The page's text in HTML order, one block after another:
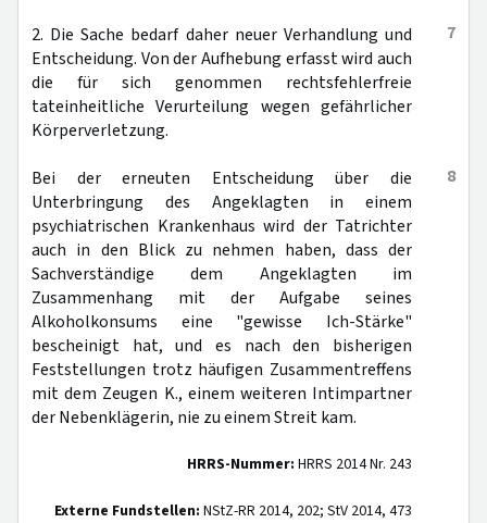
7
2. Die Sache bedarf daher neuer Verhandlung und
Entscheidung. Von der Aufhebung erfasst wird auch
die für sich genommen rechtsfehlerfreie
tateinheitliche Verurteilung wegen gefährlicher
Körperverletzung.
8
Bei der erneuten Entscheidung über die
Unterbringung des Angeklagten in einem
psychiatrischen Krankenhaus wird der Tatrichter
auch in den Blick zu nehmen haben, dass der
Sachverständige dem Angeklagten im
Zusammenhang mit der Aufgabe seines
Alkoholkonsums eine "gewisse Ich-Stärke"
bescheinigt hat, und es nach den bisherigen
Feststellungen trotz häufigen Zusammentreffens
mit dem Zeugen K., einem weiteren Intimpartner
der Nebenklägerin, nie zu einem Streit kam.
HRRS-Nummer: HRRS 2014 Nr. 243
Externe Fundstellen: NStZ-RR 2014, 202; StV 2014, 473